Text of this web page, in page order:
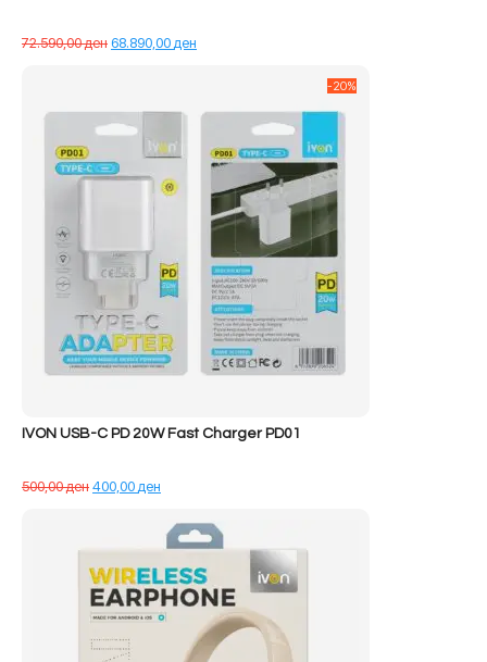
72.590,00денÇmimi
68.890,00ден
68.890,00 ден.
IVON USB-C PD 20W Fast Charger PD01
500,00денÇmimi
400,00ден
tanishëm
është:
400,00 ден.
-20%